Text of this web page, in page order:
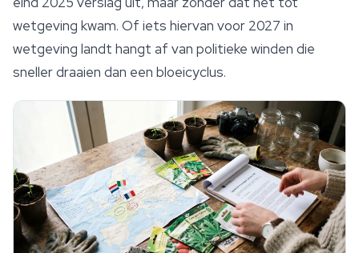
wetgeving kwam. Of iets hiervan voor 2027 in
wetgeving landt hangt af van politieke winden die
sneller draaien dan een bloeicyclus.